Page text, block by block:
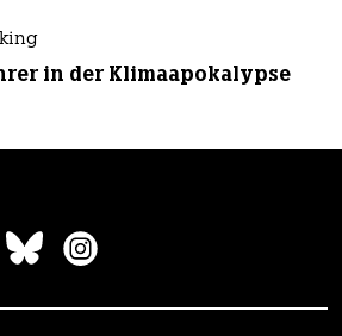
in der Klimaapokalypse